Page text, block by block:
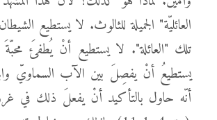
العائليّة" الجميلة للثالوث. لا يستطيع
تلك "العائلة". لا يستطيع أنْ يُطفئَ
يستطيعُ أنْ يفصِلَ بين الآب السماويّ
أنّه حاول بالتأكيد أنْ يفعلَ ذلك في